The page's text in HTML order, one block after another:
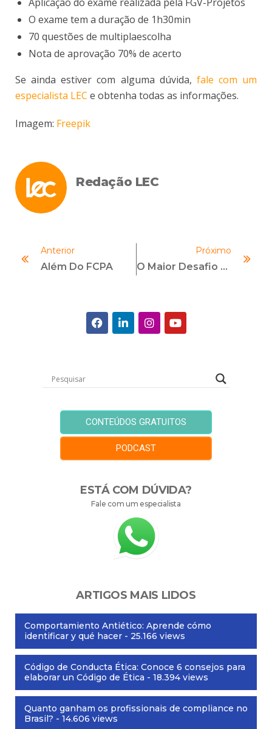
O exame tem a duração de 1h30min
70 questões de multiplaescolha
Nota de aprovação 70% de acerto
Se ainda estiver com alguma dúvida, fale com um
especialista LEC e obtenha todas as informações.
Imagem: Freepik
Redação LEC
Anterior
Além Do FCPA
Próximo
O Maior Desafio É Cultural
CONTEÚDOS GRATUITOS
PODCAST
ESTÁ COM DÚVIDA?
Fale com um especialista
ARTIGOS MAIS LIDOS
Comportamiento Antiético: Aprende cómo
identificar y qué hacer - 25.166 views
Código de Conducta Ética: Conoce 6 consejos para
elaborar un Código de Ética - 18.394 views
Quanto ganham os profissionais de compliance no
Brasil? - 14.606 views